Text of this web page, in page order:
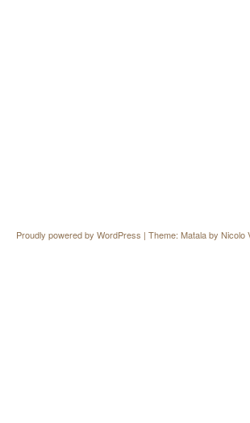
Proudly powered by WordPress | Theme: Matala by Nicolo